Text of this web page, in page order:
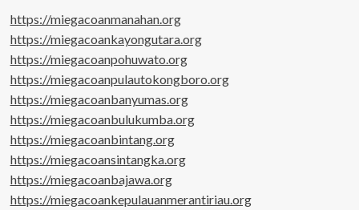
https://miegacoanmanahan.org
https://miegacoankayongutara.org
https://miegacoanpohuwato.org
https://miegacoanpulautokongboro.org
https://miegacoanbanyumas.org
https://miegacoanbulukumba.org
https://miegacoanbintang.org
https://miegacoansintangka.org
https://miegacoanbajawa.org
https://miegacoankepulauanmerantiriau.org